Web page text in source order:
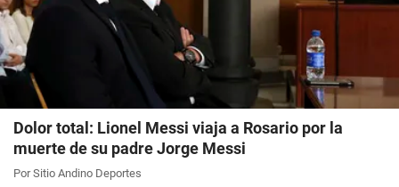
Dolor total: Lionel Messi viaja a Rosario por la
muerte de su padre Jorge Messi
Por Sitio Andino Deportes